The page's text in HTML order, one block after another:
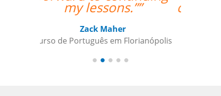
constructive feedback.
Recommended. ””
Thomas Parker